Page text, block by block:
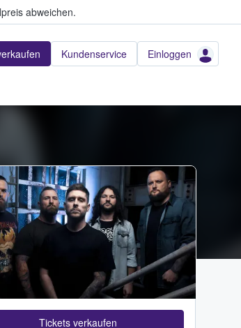
abweichen.
Kundenservice Einloggen
Tickets verkaufen